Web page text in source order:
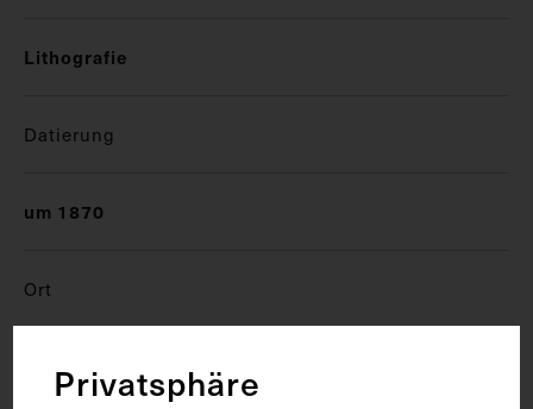
Lithografie
Datierung
um 1870
Ort
Privatsphäre